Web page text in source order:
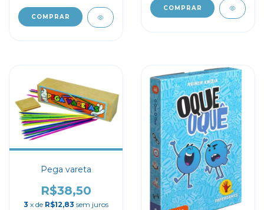
Pega vareta
R$38,50
3 x de R$12,83 sem juros